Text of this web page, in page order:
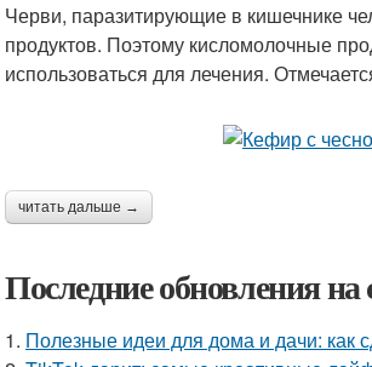
Черви, паразитирующие в кишечнике
продуктов. Поэтому кисломолочные
использоваться для лечения.
читать дальше →
Последние обновления на
1. Полезные идеи для дома и дачи: как